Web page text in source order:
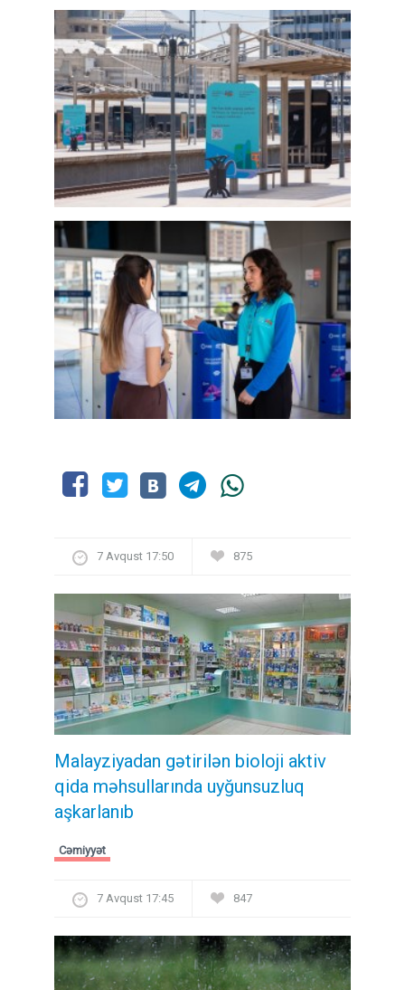
7 Avqust 17:50 875
Malayziyadan gətirilən bioloji aktiv
qida məhsullarında uyğunsuzluq
aşkarlanıb
Cəmiyyət
7 Avqust 17:45 847